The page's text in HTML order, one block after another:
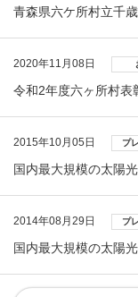
青森県六ケ所村立千
2020年11月08日
令和2年度六ヶ所村表
2015年10月05日 プ
国内最大規模の太陽
2014年08月29日 プ
国内最大規模の太陽